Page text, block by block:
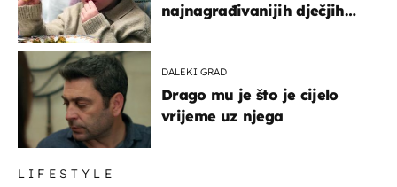
najnagrađivanijih dječjih
DALEKI GRAD
Drago mu je što je cijelo
vrijeme uz njega
LIFESTYLE